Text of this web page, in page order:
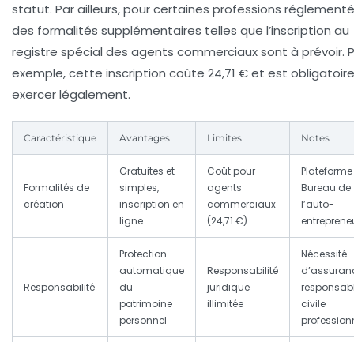
statut. Par ailleurs, pour certaines professions
des formalités supplémentaires telles que l’inscription au
registre spécial des agents commerciaux sont à prévoir.
exemple, cette inscription coûte 24,71 € et est
exercer légalement.
Caractéristique Avantages Limites Notes
Formalités de
création
Gratuites et
simples,
inscription en
ligne
Coût pour
agents
commerciaux
(24,71 €)
Plateforme
Bureau de
l’auto-
Responsabilité
Protection
automatique
du
patrimoine
personnel
Responsabilité
juridique
illimitée
Nécessité
civile